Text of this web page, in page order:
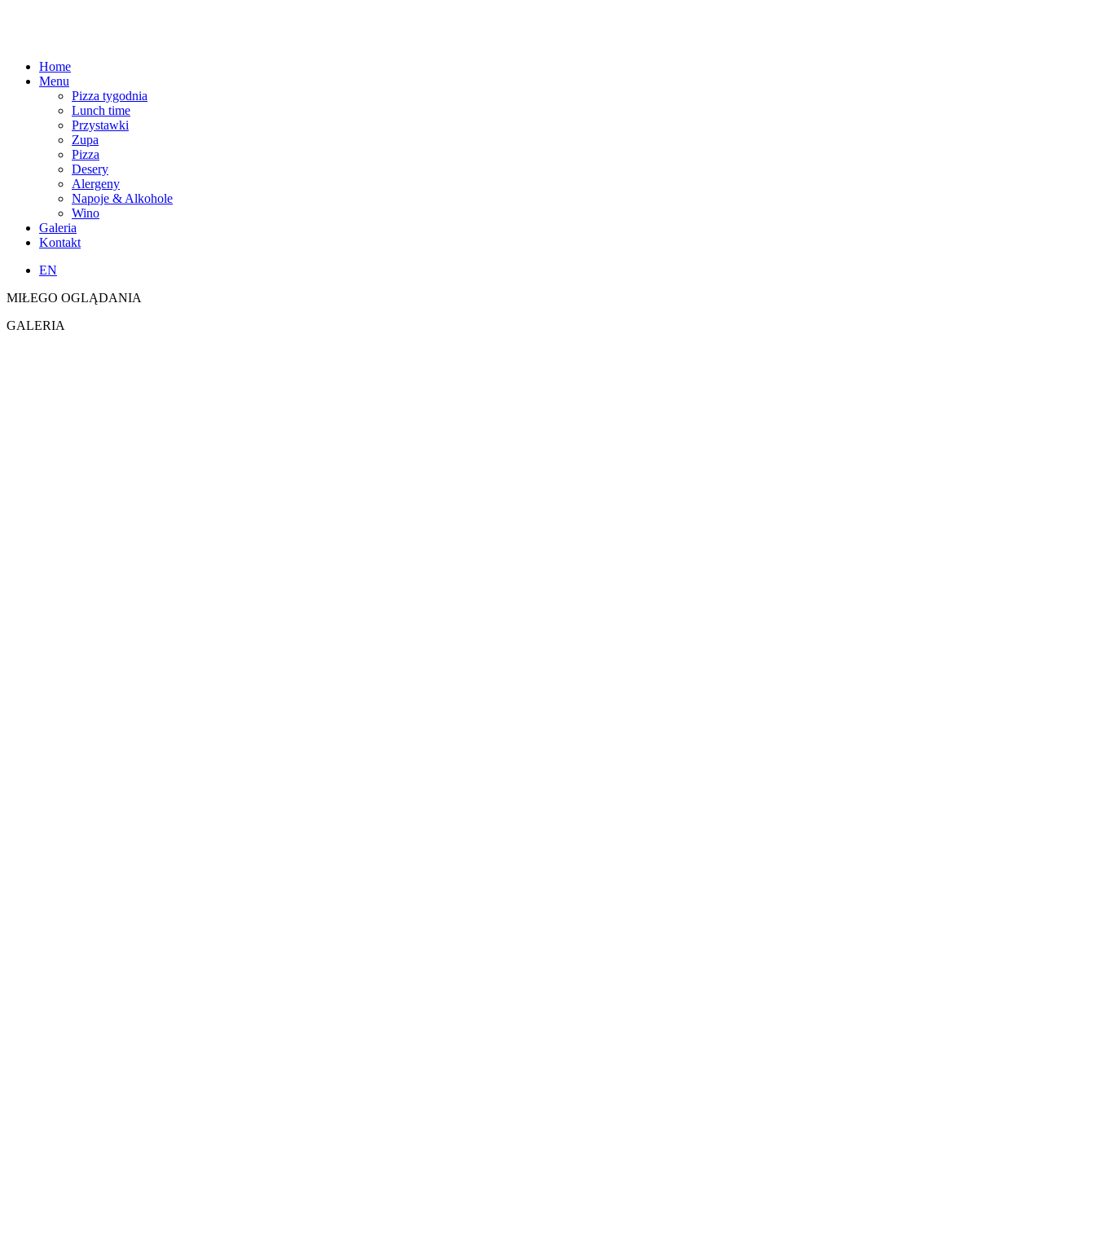
Home
Menu
Pizza tygodnia
Lunch time
Przystawki
Zupa
Pizza
Desery
Alergeny
Napoje & Alkohole
Wino
Galeria
Kontakt
EN
MIŁEGO OGLĄDANIA
GALERIA